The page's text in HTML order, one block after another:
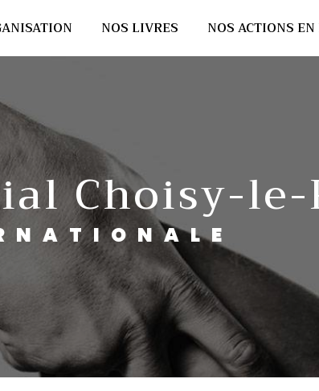
NOS LIVRES NOS ACTIONS
Choisy-